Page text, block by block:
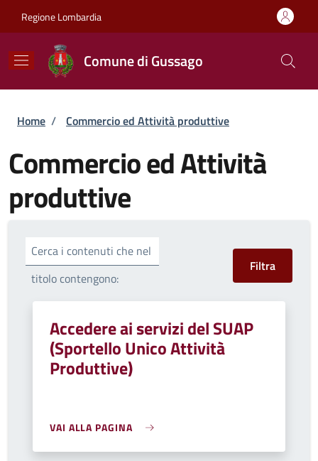
Regione Lombardia
Comune di Gussago
Briciole di pane
Home / Commercio ed Attività produttive
Commercio ed Attività
produttive
Cerca i contenuti che nel
titolo contengono:
Accedere ai servizi del SUAP
(Sportello Unico Attività
Produttive)
VAI ALLA PAGINA